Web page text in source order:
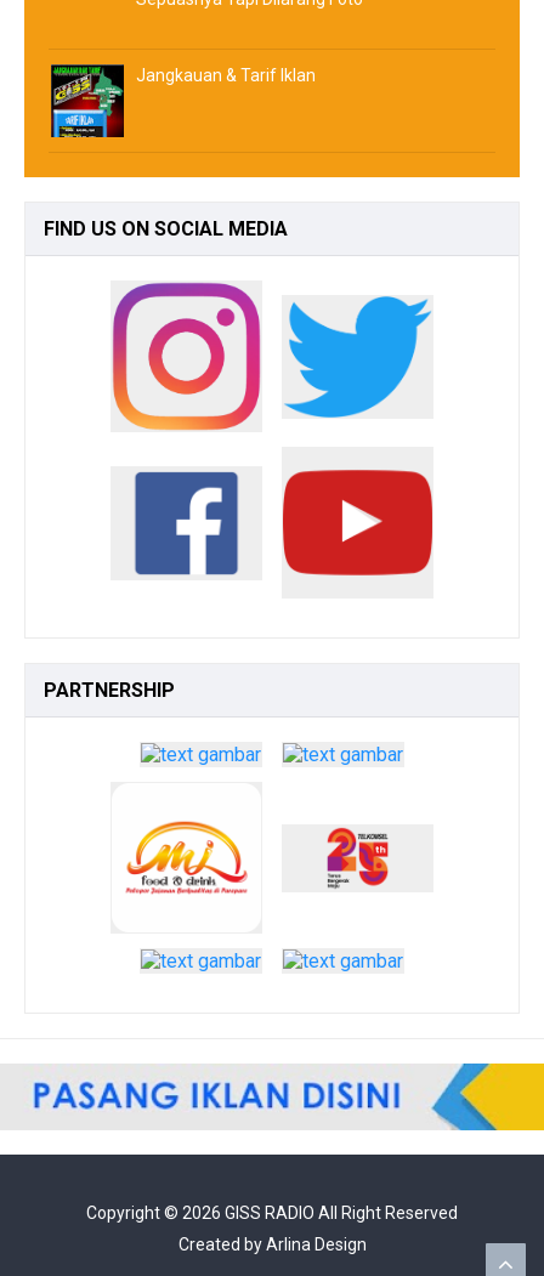
Jangkauan & Tarif Iklan
FIND US ON SOCIAL MEDIA
PARTNERSHIP
Copyright © 2026 GISS RADIO All Right Reserved
Created byArlina Design